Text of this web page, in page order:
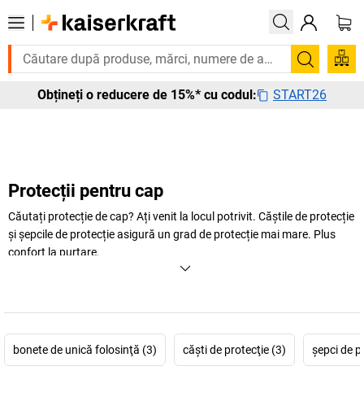
Vă trebuie urgent? Multe produse sunt livrate în termen de o
Căutare
Obțineți o reducere de 15%* cu codul: START26
Protecții pentru cap
Căutați protecție de cap? Ați venit la locul potrivit. Căștile de protecție
și șepcile de protecție asigură un grad de protecție mai mare. Plus
confort la purtare.
bonete de unică folosinţă (3) căşti de protecţie (3) şepci de